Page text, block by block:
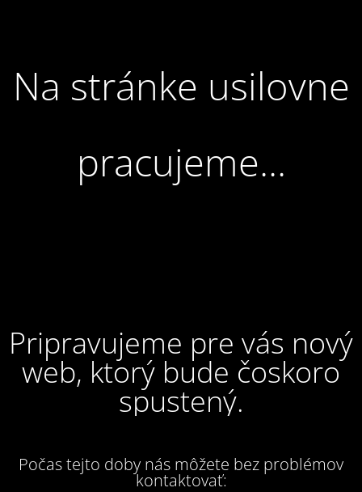
Na stránke usilovne
pracujeme...
Pripravujeme pre vás nový
web, ktorý bude čoskoro
spustený.
Počas tejto doby nás môžete bez problémov
kontaktovať: